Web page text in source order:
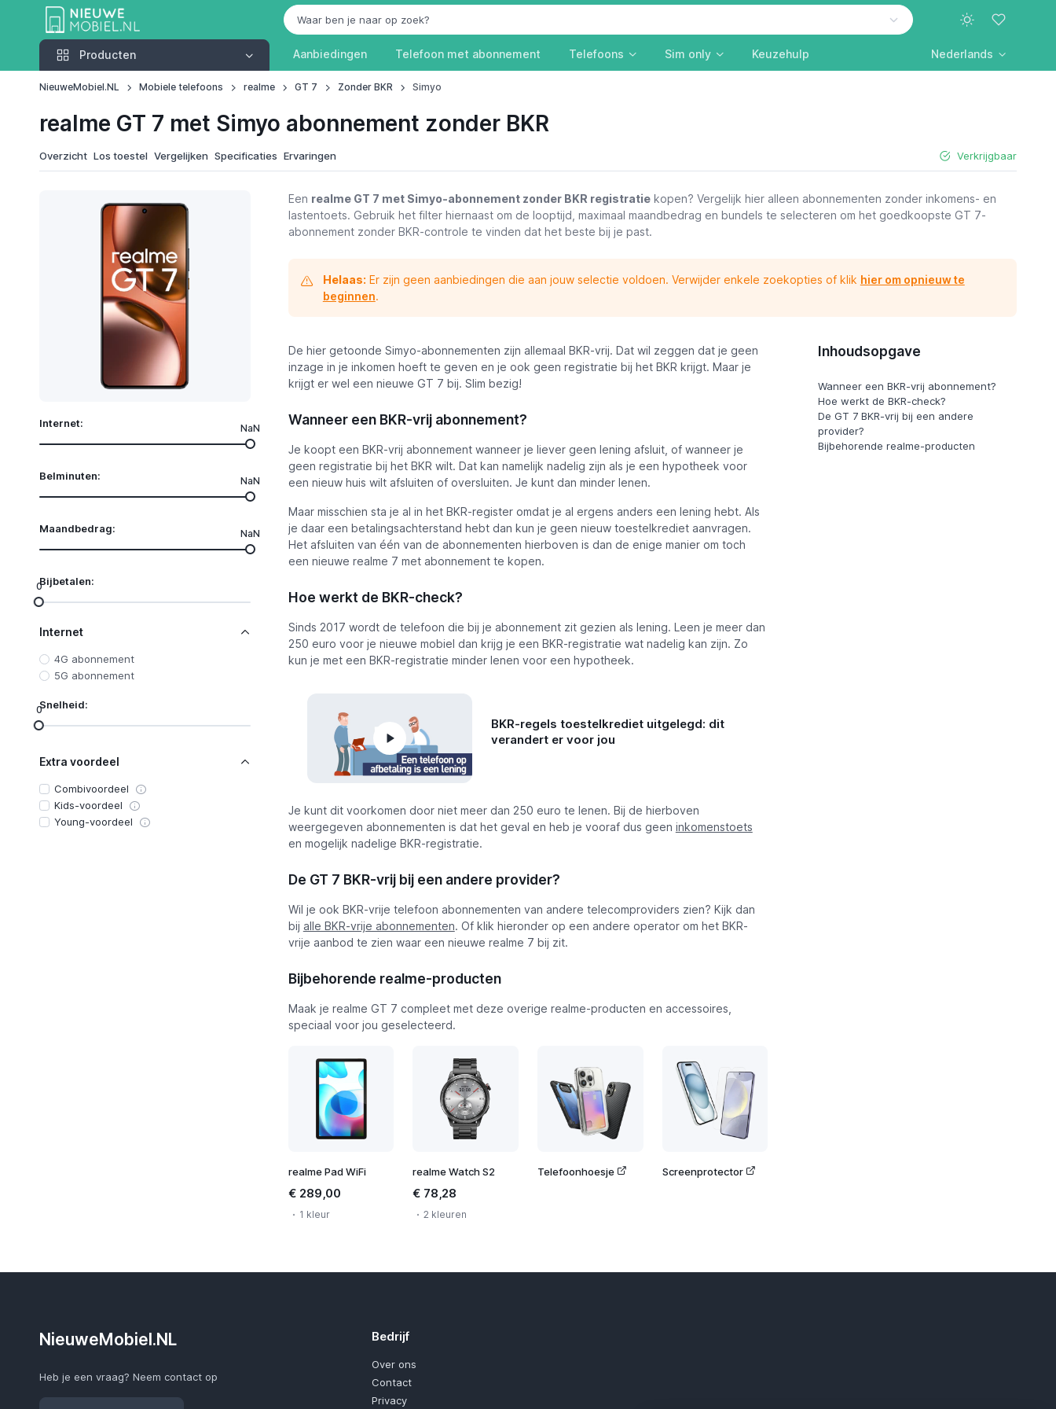
Producten
Producten Aanbiedingen Telefoon met abonnement Telefoons Sim only Keuzehulp Nederlands
NieuweMobiel.NL Mobiele telefoons realme GT 7 Zonder BKR Simyo
realme GT 7 met Simyo abonnement zonder BKR
Overzicht Los toestel Vergelijken Specificaties Ervaringen Verkrijgbaar
Internet: NaN
Belminuten: NaN
Maandbedrag: NaN
Bijbetalen:
0
Internet
4G abonnement
5G abonnement
Snelheid:
0
Extra voordeel
Combivoordeel
Kids-voordeel
Young-voordeel
Een realme GT 7 met Simyo-abonnement zonder BKR registratiekopen? Vergelijk hier alleen abonnementen zonder inkomens- en
lastentoets. Gebruik het filter hiernaast om de looptijd, maximaal maandbedrag en bundels te selecteren om het goedkoopste GT 7-
abonnement zonder BKR-controle te vinden dat het beste bij je past.
Helaas: Er zijn geen aanbiedingen die aan jouw selectie voldoen. Verwijder enkele zoekopties of klik hier om opnieuw te
beginnen.
Inhoudsopgave
Wanneer een BKR-vrij abonnement?
Hoe werkt de BKR-check?
De GT 7 BKR-vrij bij een andere
provider?
Bijbehorende realme-producten
De hier getoonde Simyo-abonnementen zijn allemaal BKR-vrij. Dat wil zeggen dat je geen
inzage in je inkomen hoeft te geven en je ook geen registratie bij het BKR krijgt. Maar je
krijgt er wel een nieuwe GT 7 bij. Slim bezig!
Wanneer een BKR-vrij abonnement?
Je koopt een BKR-vrij abonnement wanneer je liever geen lening afsluit, of wanneer je
geen registratie bij het BKR wilt. Dat kan namelijk nadelig zijn als je een hypotheek voor
een nieuw huis wilt afsluiten of oversluiten. Je kunt dan minder lenen.
Maar misschien sta je al in het BKR-register omdat je al ergens anders een lening hebt. Als
je daar een betalingsachterstand hebt dan kun je geen nieuw toestelkrediet aanvragen.
Het afsluiten van één van de abonnementen hierboven is dan de enige manier om toch
een nieuwe realme 7 met abonnement te kopen.
Hoe werkt de BKR-check?
Sinds 2017 wordt de telefoon die bij je abonnement zit gezien als lening. Leen je meer dan
250 euro voor je nieuwe mobiel dan krijg je een BKR-registratie wat nadelig kan zijn. Zo
kun je met een BKR-registratie minder lenen voor een hypotheek.
BKR-regels toestelkrediet uitgelegd: dit
verandert er voor jou
Je kunt dit voorkomen door niet meer dan 250 euro te lenen. Bij de hierboven
weergegeven abonnementen is dat het geval en heb je vooraf dus geen inkomenstoets
en mogelijk nadelige BKR-registratie.
De GT 7 BKR-vrij bij een andere provider?
Wil je ook BKR-vrije telefoon abonnementen van andere telecomproviders zien? Kijk dan
bij alle BKR-vrije abonnementen. Of klik hieronder op een andere operator om het BKR-
vrije aanbod te zien waar een nieuwe realme 7 bij zit.
Bijbehorende realme-producten
Maak je realme GT 7 compleet met deze overige realme-producten en accessoires,
speciaal voor jou geselecteerd.
realme Pad WiFi
€ 289,00
1 kleur
realme Watch S2
€ 78,28
2 kleuren
Telefoonhoesje Screenprotector
NieuweMobiel.NL
Heb je een vraag? Neem contact op
Bedrijf
Over ons
Contact
Privacy